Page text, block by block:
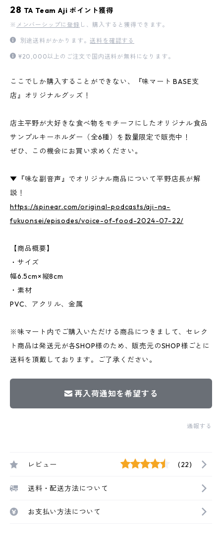
28 TA Team Aji ポイント獲得
※ メンバーシップに登録 し、購入すると獲得できます。
別途送料がかかります。送料を確認する
¥20,000以上のご注文で国内送料が無料になります。
ここでしか購入することができない、『味マート BASE支
店』オリジナルグッズ！
店主平野が大好きな食べ物をモチーフにしたオリジナル食品
サンプルキーホルダー（全6種）を数量限定で販売中！
ぜひ、この機会にお買い求めください。
▼『味な副音声』でオリジナル商品について平野店長が解
説！
https://spinear.com/original-podcasts/aji-na-
fukuonsei/episodes/voice-of-food-2024-07-22/
【商品概要】
・サイズ
幅6.5cm×縦8cm
・素材
PVC、アクリル、金属
※味マート内でご購入いただける商品につきまして、セレク
ト商品は発送元が各SHOP様のため、販売元のSHOP様ごとに
送料を頂戴しております。ご了承ください。
再入荷通知を希望する
通報する
レビュー (22)
送料・配送方法について
お支払い方法について